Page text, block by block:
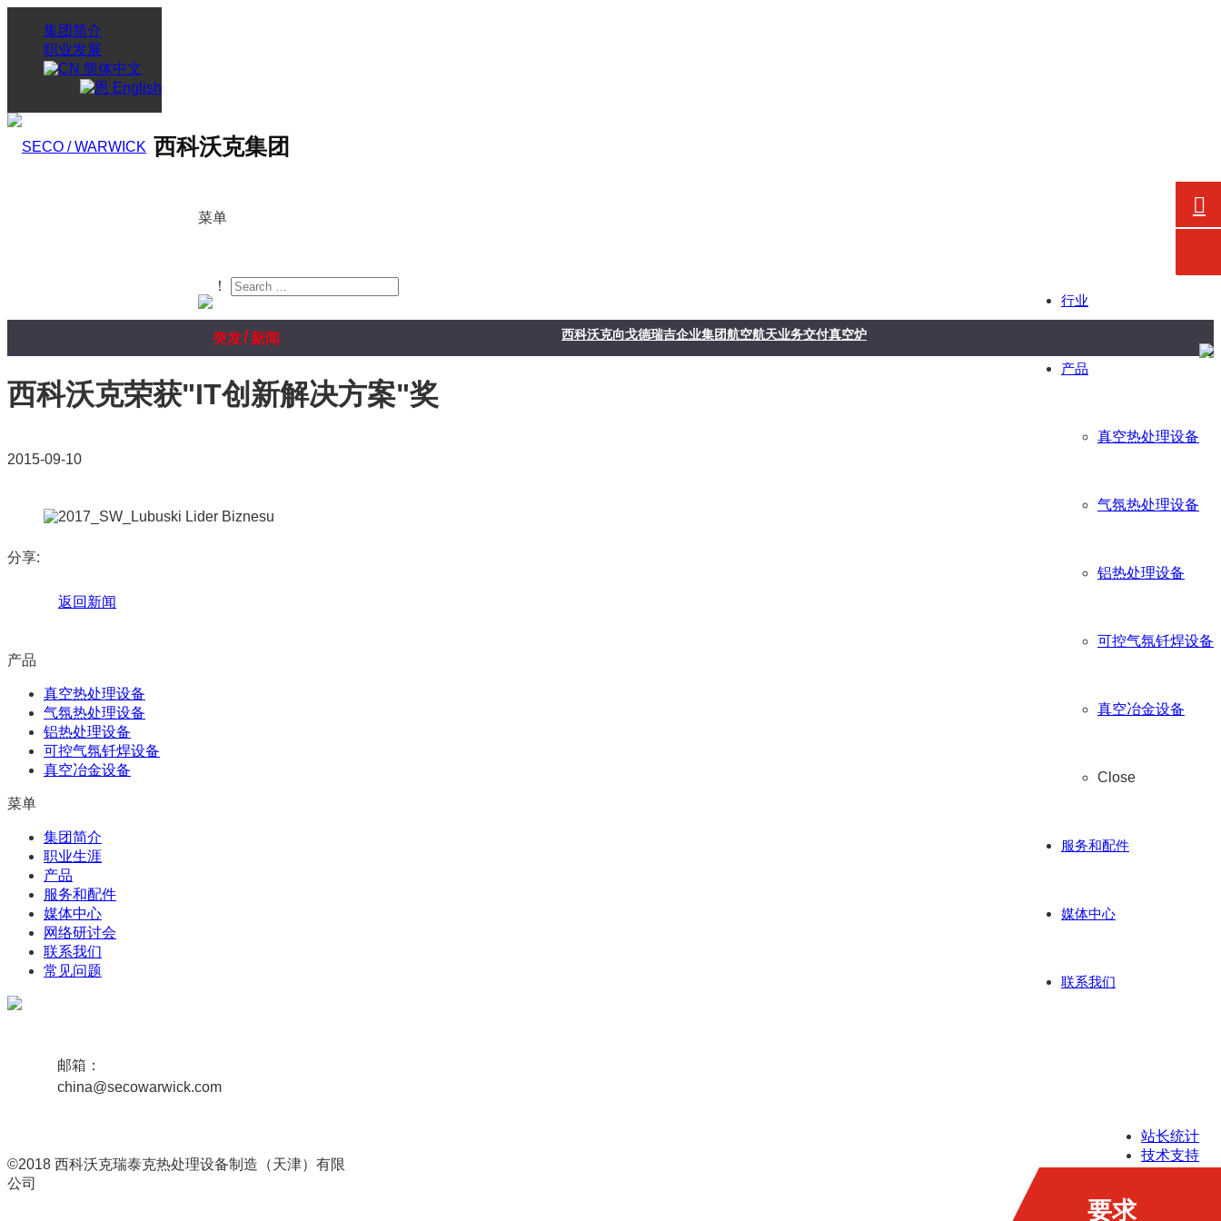
集团简介
职业发展
简体中文
English
西科沃克集团
菜单
行业
产品
真空热处理设备
气氛热处理设备
铝热处理设备
可控气氛钎焊设备
真空冶金设备
Close
服务和配件
媒体中心
联系我们
！
突发/新闻 西科沃克向戈德瑞吉企业集团航空航天业务交付真空炉
西科沃克荣获"IT创新解决方案"奖
2015-09-10
分享:
返回新闻
产品
真空热处理设备
气氛热处理设备
铝热处理设备
可控气氛钎焊设备
真空冶金设备
菜单
集团简介
职业生涯
产品
服务和配件
媒体中心
网络研讨会
联系我们
常见问题
邮箱：
china@secowarwick.com
©2018 西科沃克瑞泰克热处理设备制造（天津）有限
公司
站长统计
技术支持
要求